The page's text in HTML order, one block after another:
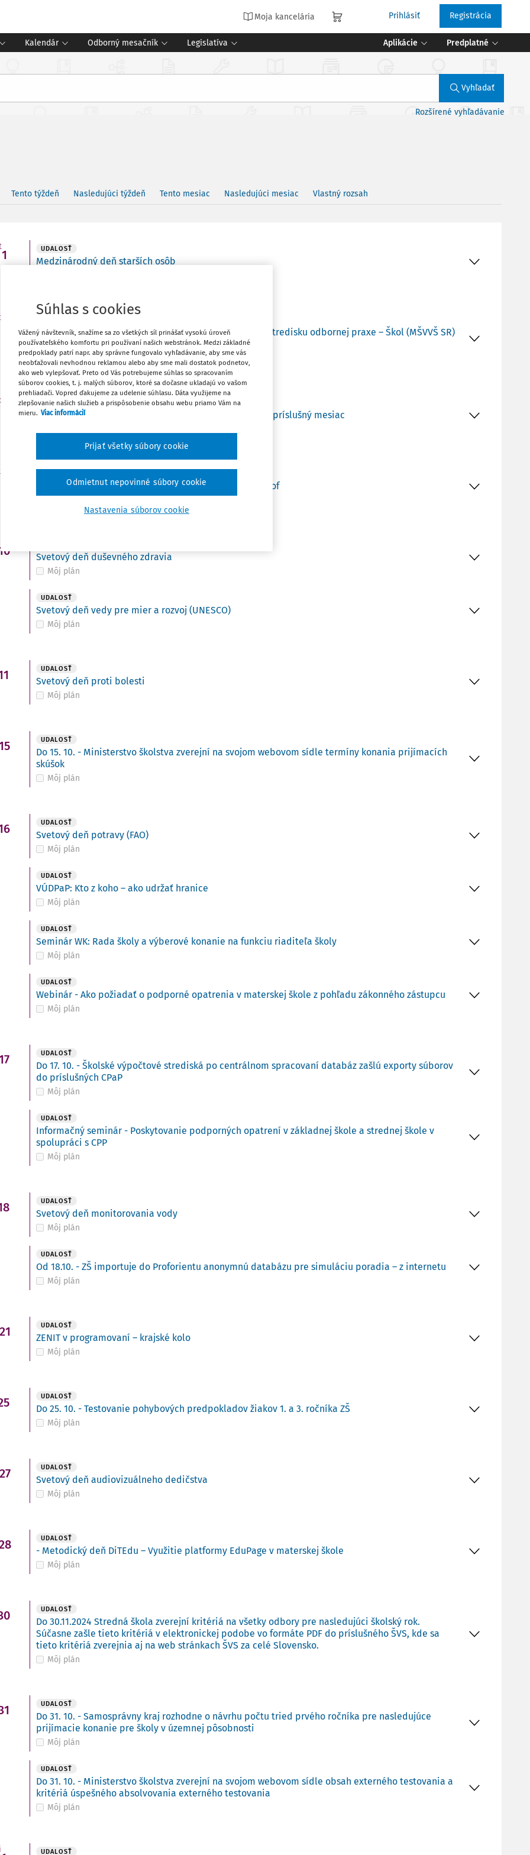
Moja kancelária Prihlásiť Registrácia
Kalendár Odborný mesačník Legislatíva Aplikácie Predplatné
Vyhľadať
Rozšírené vyhľadávanie
Tento týždeň Nasledujúci týždeň Tento mesiac Nasledujúci mesiac Vlastný rozsah
1 UDALOSŤ
Medzinárodný deň starších osôb
Do 3. 10. - Výkaz o stredisku praktického vyučovania a stredisku odbornej praxe – Škol (MŠVVŠ SR)
27 – 01 – web aplikácia
Môj plán
UDALOSŤ
Do 5. 10. - Odoslanie údajov do Centrálneho registra za príslušný mesiac
Medzinárodný deň za zredukovanie prírodných katastrof
Svetový deň duševného zdravia
Môj plán
UDALOSŤ
Svetový deň vedy pre mier a rozvoj (UNESCO)
Môj plán
UDALOSŤ
Svetový deň proti bolesti
Môj plán
UDALOSŤ
Do 15. 10. - Ministerstvo školstva zverejní na svojom webovom sídle termíny konania prijímacích
skúšok
Môj plán
UDALOSŤ
Svetový deň potravy (FAO)
Môj plán
UDALOSŤ
VÚDPaP: Kto z koho – ako udržať hranice
Môj plán
UDALOSŤ
Seminár WK: Rada školy a výberové konanie na funkciu riaditeľa školy
Môj plán
UDALOSŤ
Webinár - Ako požiadať o podporné opatrenia v materskej škole z pohľadu zákonného zástupcu
Môj plán
UDALOSŤ
Do 17. 10. - Školské výpočtové strediská po centrálnom spracovaní databáz zašlú exporty súborov
do príslušných CPaP
Môj plán
UDALOSŤ
Informačný seminár - Poskytovanie podporných opatrení v základnej škole a strednej škole v
spolupráci s CPP
Môj plán
UDALOSŤ
Svetový deň monitorovania vody
Môj plán
UDALOSŤ
Od 18.10. - ZŠ importuje do Proforientu anonymnú databázu pre simuláciu poradia – z internetu
Môj plán
21 UDALOSŤ
ZENIT v programovaní – krajské kolo
Môj plán
UDALOSŤ
Do 25. 10. - Testovanie pohybových predpokladov žiakov 1. a 3. ročníka ZŠ
Môj plán
27 UDALOSŤ
Svetový deň audiovizuálneho dedičstva
Môj plán
UDALOSŤ
- Metodický deň DiTEdu – Využitie platformy EduPage v materskej škole
Môj plán
UDALOSŤ
Do 30.11.2024 Stredná škola zverejní kritériá na všetky odbory pre nasledujúci školský rok.
Súčasne zašle tieto kritériá v elektronickej podobe vo formáte PDF do príslušného ŠVS, kde sa
tieto kritériá zverejnia aj na web stránkach ŠVS za celé Slovensko.
Môj plán
UDALOSŤ
Do 31. 10. - Samosprávny kraj rozhodne o návrhu počtu tried prvého ročníka pre nasledujúce
prijímacie konanie pre školy v územnej pôsobnosti
Môj plán
UDALOSŤ
Do 31. 10. - Ministerstvo školstva zverejní na svojom webovom sídle obsah externého testovania a
kritériá úspešného absolvovania externého testovania
Môj plán
UDALOSŤ
Súhlas s cookies
Vážený návštevník, snažíme sa zo všetkých síl prinášať vysokú úroveň
používateľského komfortu pri používaní našich webstránok. Medzi základné
predpoklady patrí napr. aby správne fungovalo vyhľadávanie, aby sme vás
neobťažovali nevhodnou reklamou alebo aby sme mali dostatok podnetov,
ako web vylepšovať. Preto od Vás potrebujeme súhlas so spracovaním
súborov cookies, t. j. malých súborov, ktoré sa dočasne ukladajú vo vašom
prehliadači. Vopred ďakujeme za udelenie súhlasu. Dáta využijeme na
zlepšovanie našich služieb a prispôsobenie obsahu webu priamo Vám na
mieru. Viac informácií
Nastavenia súborov cookie
Odmietnut nepovinné súbory cookie
Prijať všetky súbory cookie